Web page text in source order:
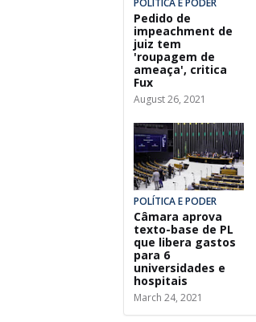
POLÍTICA E PODER
Pedido de
impeachment de
juiz tem
'roupagem de
ameaça', critica
Fux
August 26, 2021
POLÍTICA E PODER
Câmara aprova
texto-base de PL
que libera gastos
para 6
universidades e
hospitais
March 24, 2021